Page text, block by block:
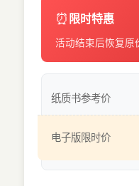
⏰ 限时特惠
活动结束后恢复原
纸质书参考价
电子版限时价